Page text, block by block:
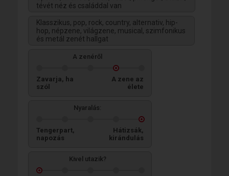
tévét néz és családdal van
Klasszikus, pop, rock, country, alternativ, hip-
hop, népzene, világzene, musical, szimfonikus
és metál zenét hallgat
A zenéről
Zavarja, ha
szól
A zene az
élete
Nyaralás:
Tengerpart,
napozás
Hátizsák,
kirándulás
Kivel utazik?